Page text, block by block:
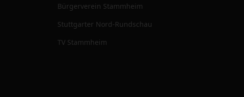
Bürgerverein Stammheim
Stuttgarter Nord-Rundschau
TV Stammheim